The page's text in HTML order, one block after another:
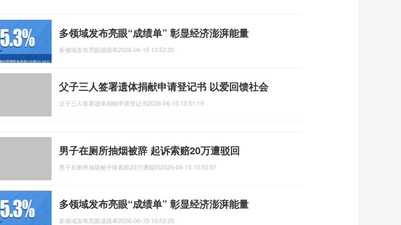
多领域发布亮眼“成绩单” 彰显经济澎湃能量
多领域发布亮眼成绩单2026-06-15 10:52:20
父子三人签署遗体捐献申请登记书 以爱回馈社会
父子三人签署遗体捐献申请登记书2026-06-15 10:51:19
男子在厕所抽烟被辞 起诉索赔20万遭驳回
男子在厕所抽烟被开除索赔20万遭驳回2026-06-15 10:50:57
多领域发布亮眼“成绩单” 彰显经济澎湃能量
多领域发布亮眼成绩单2026-06-15 10:52:20